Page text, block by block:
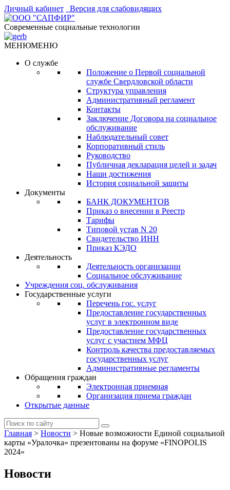
Личный кабинет Версия для слабовидящих
Современные социальные технологии
МЕНЮМЕНЮ
О службе
Положение о Первой социальной
службе Свердловской области
Структура управления
Административный регламент
Контакты
Заключение Договора на социальное
обслуживание
Наблюдательный совет
Корпоративный стиль
Руководство
Публичная декларация целей и задач
Наши достижения
История социальной защиты
Документы
БАНК ДОКУМЕНТОВ
Приказ о внесении в Реестр
Тарифы
Типовой устав N 20
Свидетельство ИНН
Приказ КЭДО
Деятельность
Деятельность организации
Социальное обслуживание
Учреждения соц. обслуживания
Государственные услуги
Перечень гос. услуг
Предоставление государственных
услуг в электронном виде
Предоставление государственных
услуг с участием МФЦ
Контроль качества предоставляемых
государственных услуг
Административные регламенты
Обращения граждан
Электронная приемная
Организация приема граждан
Открытые данные
Главная > Новости > Новые возможности Единой социальной
карты «Уралочка» презентованы на форуме «FINOPOLIS
2024»
Новости